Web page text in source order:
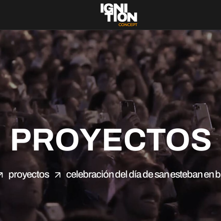
PROYECTOS
proyectos celebración del día de san esteban en